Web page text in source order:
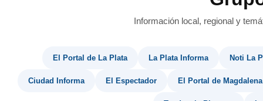
Información local, regional y
El Portal de La Plata La Plata Informa Noti La
Ciudad Informa El Espectador El Portal de Magdalena